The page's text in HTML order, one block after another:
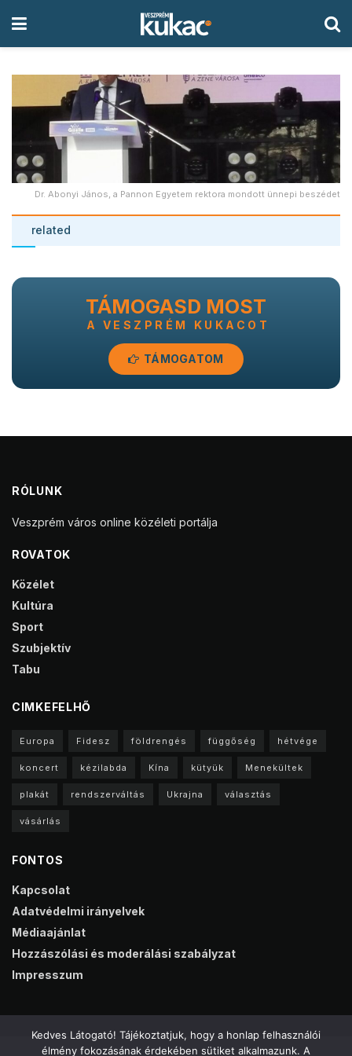
Dr. Abonyi János, a Pannon Egyetem rektora mondott ünnepi beszédet
related
TÁMOGASD MOST
A VESZPRÉM KUKACOT
TÁMOGATOM
RÓLUNK
Veszprém város online közéleti portálja
ROVATOK
Közélet
Kultúra
Sport
Szubjektív
Tabu
CIMKEFELHŐ
Europa Fidesz földrengés függőség hétvége
koncert kézilabda Kína kütyük Menekültek
plakát rendszerváltás Ukrajna választás
vásárlás
FONTOS
Kapcsolat
Adatvédelmi irányelvek
Médiaajánlat
Hozzászólási és moderálási szabályzat
Impresszum
Kedves Látogató! Tájékoztatjuk, hogy a honlap felhasználói
élmény fokozásának érdekében sütiket alkalmazunk. A